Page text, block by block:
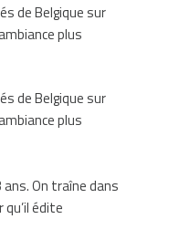
de Belgique sur
plus
de Belgique sur
plus
ans. On traîne dans
édite